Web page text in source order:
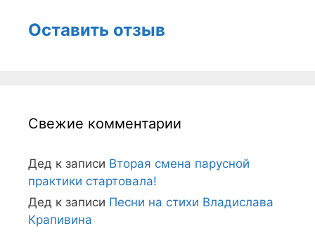
Оставить отзыв
Свежие комментарии
Дед к записи Вторая смена парусной
практики стартовала!
Дед к записи Песни на стихи Владислава
Крапивина